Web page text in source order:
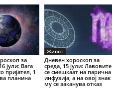
за
јули: Вага
пријател, 1
планина
Живот
Дневен хороскоп за
среда, 15 јули: Лавовите
се смешкаат на парична
инфузија, а на овој знак
му се заканува отказ